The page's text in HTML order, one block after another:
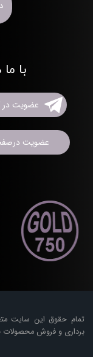
تمام حقوق این سایت
برداری و فروش محصولات
با
عضویت در
عضویت